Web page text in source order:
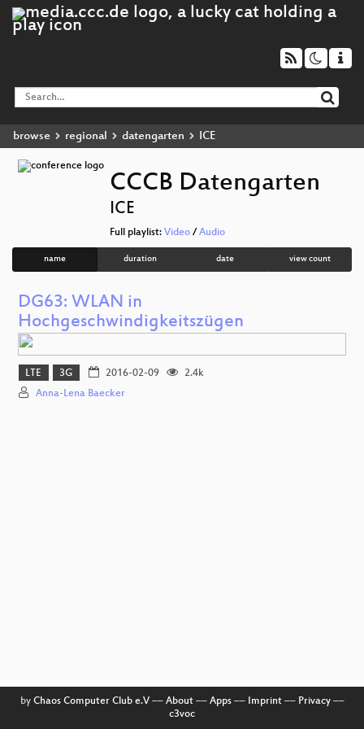
browse regional datengarten ICE
CCCB Datengarten
ICE
Full playlist: Video / Audio
name duration date view count
DG63: WLAN in
Hochgeschwindigkeitszügen
LTE 3G 2016-02-09
2.4k
Anna-Lena Baecker
by Chaos Computer Club e.V–– About–– Apps–– Imprint–– Privacy––
c3voc